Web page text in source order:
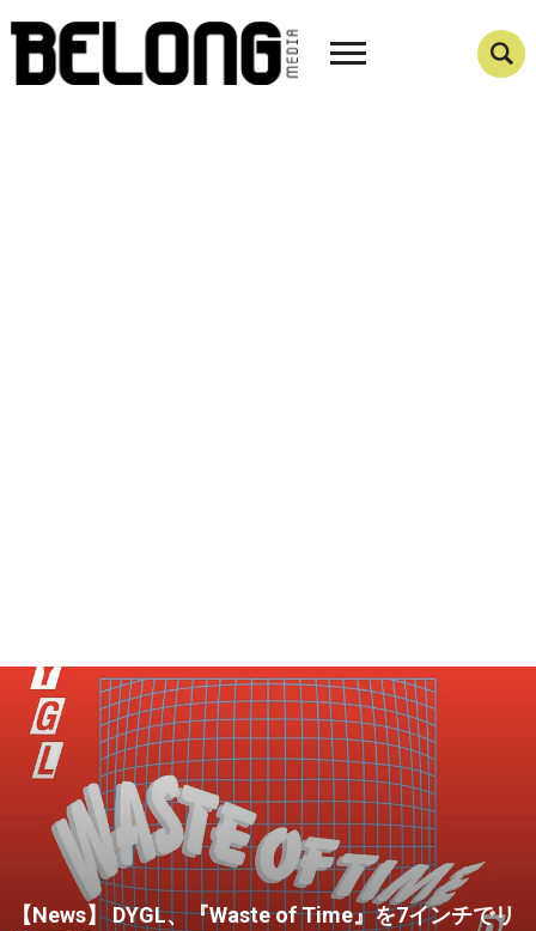
【News】 DYGL、『Waste of Time』を7インチでリ